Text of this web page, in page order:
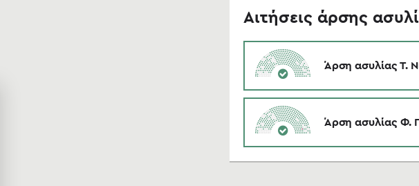
Αιτήσεις άρσης
Άρση ασυλίας Τ.
Άρση ασυλίας Φ.